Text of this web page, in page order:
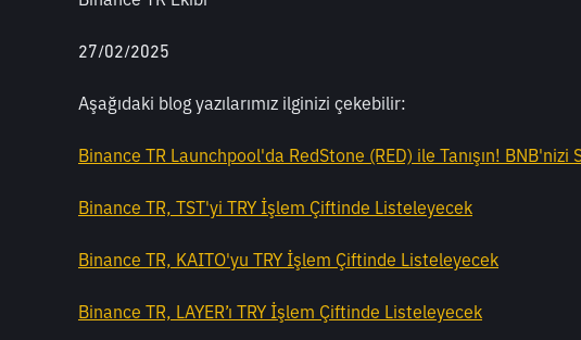
27/02/2025
Aşağıdaki blog yazılarımız ilginizi çekebilir:
Binance TR Launchpool'da RedStone (RED) ile Tanışın!
Binance TR, TST'yi TRY İşlem Çiftinde Listeleyecek
Binance TR, KAITO'yu TRY İşlem Çiftinde Listeleyecek
Binance TR, LAYER’ı TRY İşlem Çiftinde Listeleyecek